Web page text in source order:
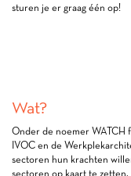
sturen je er graag één op!
Wat?
Onder de noemer WATCH
IVOC en de
sectoren hun krachten
sectoren op kaart te